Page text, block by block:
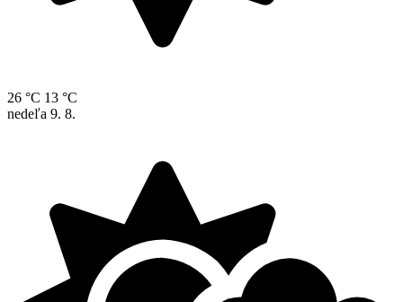
26 °C 13 °C
nedeľa 9. 8.